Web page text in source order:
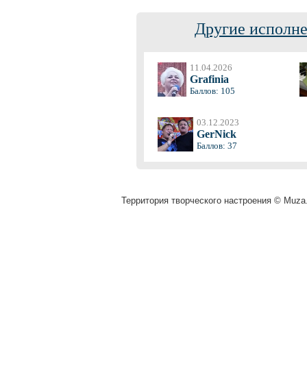
Другие
11.04.2026
Grafinia
Баллов: 105
03.12.2023
GerNick
Баллов: 37
Территория творческого настроения ©